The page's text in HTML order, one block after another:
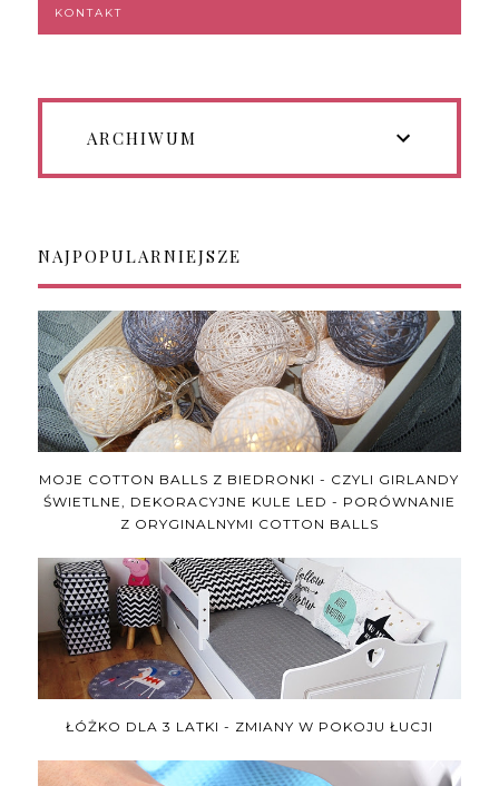
KONTAKT
ARCHIWUM
NAJPOPULARNIEJSZE
MOJE COTTON BALLS Z BIEDRONKI - CZYLI GIRLANDY
ŚWIETLNE, DEKORACYJNE KULE LED - PORÓWNANIE
Z ORYGINALNYMI COTTON BALLS
ŁÓŻKO DLA 3 LATKI - ZMIANY W POKOJU ŁUCJI